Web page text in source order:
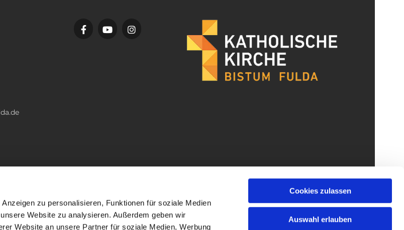
zu personalisieren, Funktionen für soziale Medien
Website zu analysieren. Außerdem geben wir
Website an unsere Partner für soziale Medien, Werbung
Cookies zulassen
Auswahl erlauben